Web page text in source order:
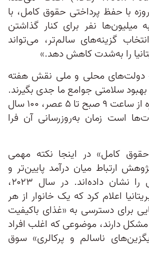
با حفظ پرداختی حقوق کامل، با
میلیون‌ها نفر برای کنار گذاشتن
گزینه‌های سالم‌تر، می‌تواند
را به‌شدت کاهش دهد.»
محلی و ملی نقش هفته
بهبود سلامتی جوامع ما جدی بگیرند.
هفته کاری پنج‌روزه از ساعت ۹ صبح تا ۵ عصر، ۱۰۰ سال
است زمان به‌روزرسانی آن فرا
کامل» در اینجا نکته مهمی
ارتباط میان درآمد پایین‌تر و
خطر بیشتر چاقی را نشان داده‌اند. در سال ۲۰۲۳،
اعلام کرد که یک خانوار از هر
برای دسترسی به «غذای باکیفیت
دارند، موضوعی که اغلب افراد
ناسالم و پرکالری» سوق